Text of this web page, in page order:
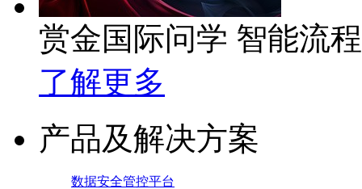
赏金国际问学 智能流
了解更多
产品及解决方案
数据安全管控平台